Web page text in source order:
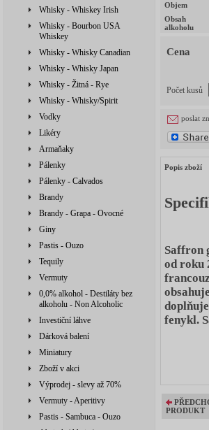
Whisky - Whiskey Irish
Whisky - Bourbon USA
Whiskey
Whisky - Whisky Canadian
Whisky - Whisky Japan
Whisky - Žitná - Rye
Whisky - Whisky/Spirit
Vodky
Likéry
Armaňaky
Pálenky
Pálenky - Calvados
Brandy
Brandy - Grapa - Ovocné
Giny
Pastis - Ouzo
Tequily
Vermuty
0,0% alkohol - Destiláty bez
alkoholu - Non Alcoholic
Investiční láhve
Dárková balení
Miniatury
Zboží v akci
Výprodej - slevy až 70%
Vermuty - Aperitivy
Pastis - Sambuca - Ouzo
Objem
Obsah
alkoholu
Cena
Počet kusů
poslat
Popis zboží
Saffron
od roku
fenykl.
PRODUKT